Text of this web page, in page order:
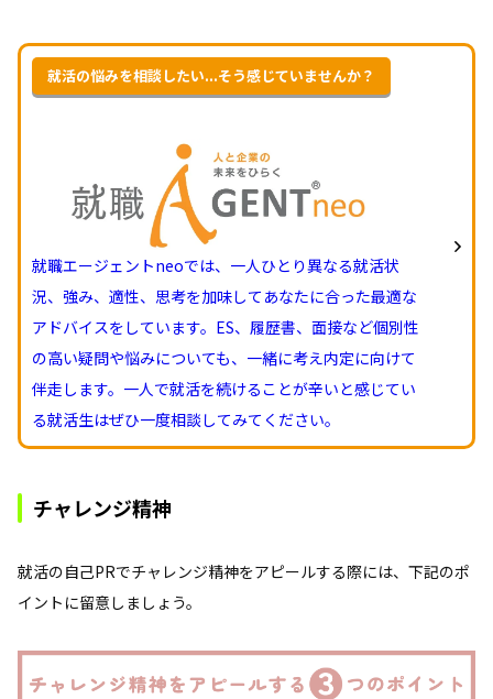
就活の悩みを相談したい...そう感じていませんか？
就職エージェントneoでは、一人ひとり異なる就活状
況、強み、適性、思考を加味してあなたに合った最適な
アドバイスをしています。ES、履歴書、面接など個別性
の高い疑問や悩みについても、一緒に考え内定に向けて
伴走します。一人で就活を続けることが辛いと感じてい
る就活生はぜひ一度相談してみてください。
チャレンジ精神
就活の自己PRでチャレンジ精神をアピールする際には、下記のポ
イントに留意しましょう。